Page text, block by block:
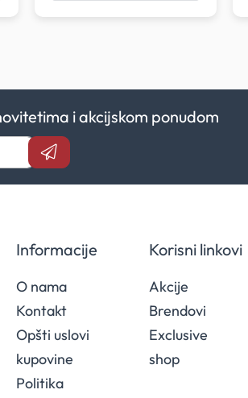
i akcijskom ponudom
Informacije
O nama
Kontakt
Opšti uslovi
kupovine
Politika
Korisni linkovi
Akcije
Brendovi
Exclusive
shop